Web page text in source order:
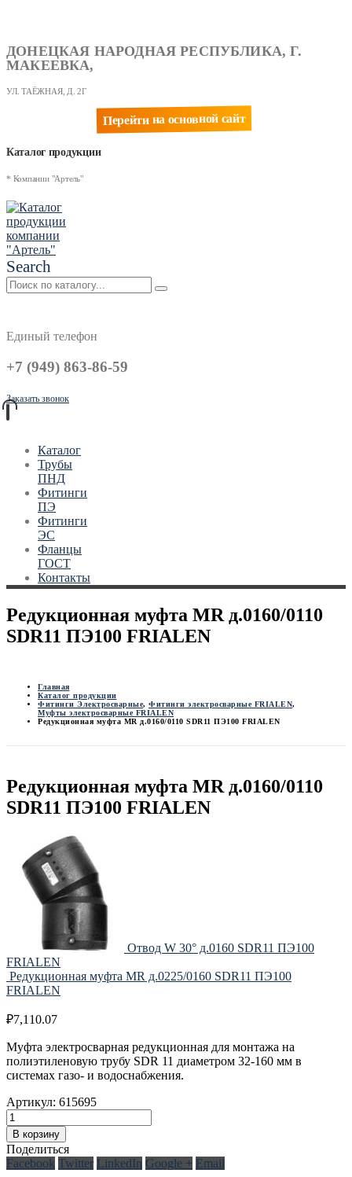
ДОНЕЦКАЯ НАРОДНАЯ РЕСПУБЛИКА, Г.
МАКЕЕВКА,
УЛ. ТАЁЖНАЯ, Д. 2Г
Перейти на основной сайт
Каталог продукции
* Компании "Артель"
Search
Единый телефон
+7 (949) 863-86-59
Заказать звонок
Каталог
Трубы
ПНД
Фитинги
ПЭ
Фитинги
ЭС
Фланцы
ГОСТ
Контакты
Редукционная муфта MR д.0160/0110
SDR11 ПЭ100 FRIALEN
Главная
Каталог продукции
Фитинги Электросварные, Фитинги электросварные FRIALEN,
Муфты электросварные FRIALEN
Редукционная муфта MR д.0160/0110 SDR11 ПЭ100 FRIALEN
Редукционная муфта MR д.0160/0110
SDR11 ПЭ100 FRIALEN
Отвод W 30° д.0160 SDR11 ПЭ100
FRIALEN
Редукционная муфта MR д.0225/0160 SDR11 ПЭ100
FRIALEN
₽7,110.07
Муфта электросварная редукционная для монтажа на
полиэтиленовую трубу SDR 11 диаметром 32-160 мм в
системах газо- и водоснабжения.
Артикул: 615695
В корзину
Поделиться
Facebook Twitter LinkedIn Google + Email